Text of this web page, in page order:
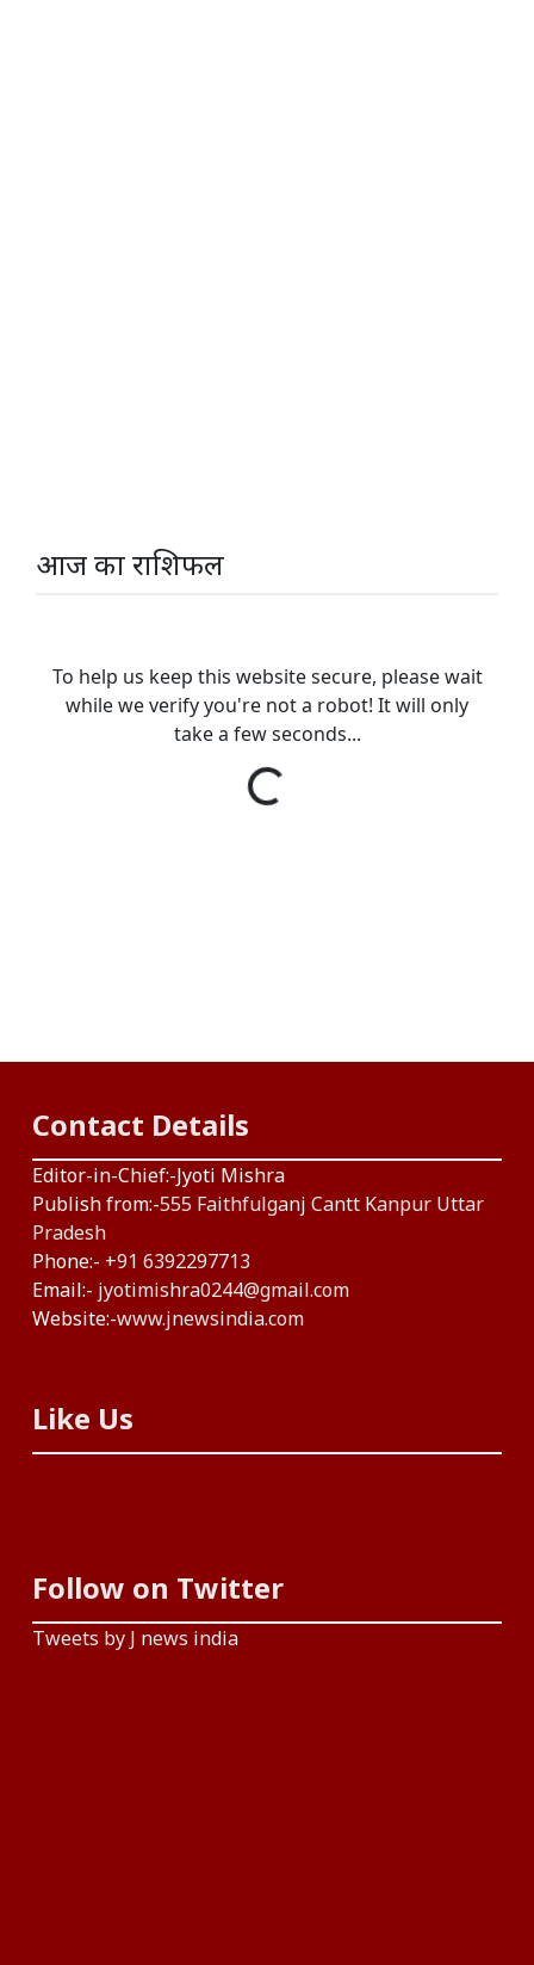
आज का राशिफल
Contact Details
Editor-in-Chief:-Jyoti Mishra
Publish from:-555 Faithfulganj Cantt Kanpur Uttar
Pradesh
Phone:- +91 6392297713
Email:- jyotimishra0244@gmail.com
Website:-www.jnewsindia.com
Like Us
Follow on Twitter
Tweets by J news india